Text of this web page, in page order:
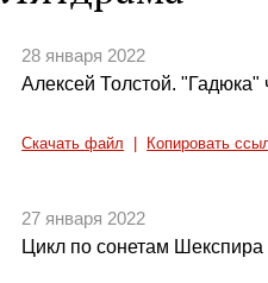
28 января 2022
Алексей Толстой. "Гадюка"
Скачать файл Копировать
27 января 2022
Цикл по сонетам